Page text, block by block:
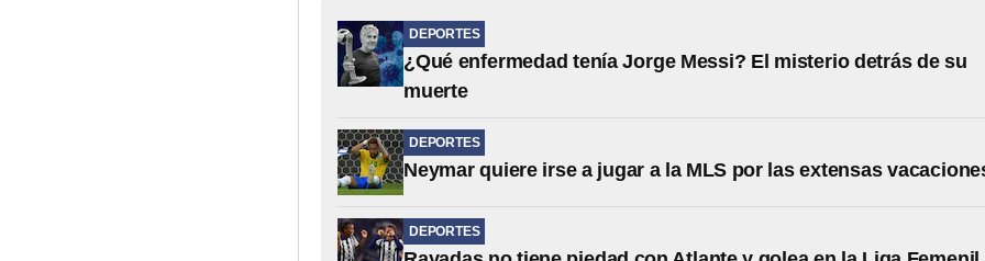
DEPORTES
¿Qué enfermedad tenía Jorge Messi? El misterio detrás de su
muerte
DEPORTES
Neymar quiere irse a jugar a la MLS por las extensas
DEPORTES